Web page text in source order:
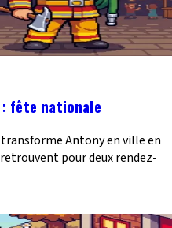
fête nationale
Antony en ville en
pour deux rendez-